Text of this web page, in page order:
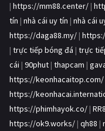
| https://mm88.center/ |
tín | nhà cái uy tín | nhà cái
https://daga88.my/ |
| trực tiếp bóng đá | trực
cái | 90phut | thapcam |
https://keonhacaitop.com/
https://
https://phimhayok.co/ |
https://ok9.works/ | qh88 |